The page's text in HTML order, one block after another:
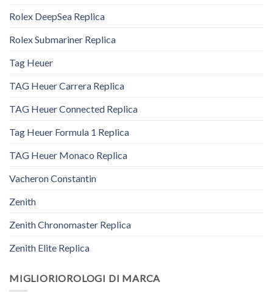
Rolex DeepSea Replica
Rolex Submariner Replica
Tag Heuer
TAG Heuer Carrera Replica
TAG Heuer Connected Replica
Tag Heuer Formula 1 Replica
TAG Heuer Monaco Replica
Vacheron Constantin
Zenith
Zenith Chronomaster Replica
Zenith Elite Replica
MIGLIORIOROLOGI DI MARCA